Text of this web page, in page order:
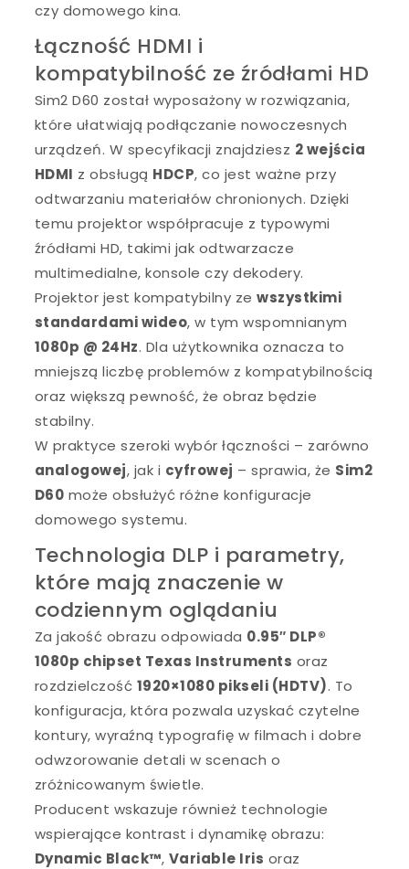
czy domowego kina.
Łączność HDMI i
kompatybilność ze źródłami HD
Sim2 D60 został wyposażony w rozwiązania,
które ułatwiają podłączanie nowoczesnych
urządzeń. W specyfikacji znajdziesz 2 wejścia
HDMI z obsługą HDCP, co jest ważne przy
odtwarzaniu materiałów chronionych. Dzięki
temu projektor współpracuje z typowymi
źródłami HD, takimi jak odtwarzacze
multimedialne, konsole czy dekodery.
Projektor jest kompatybilny zewszystkimi
standardami wideo, w tym wspomnianym
1080p @ 24Hz. Dla użytkownika oznacza to
mniejszą liczbę problemów z kompatybilnością
oraz większą pewność, że obraz będzie
stabilny.
W praktyce szeroki wybór łączności – zarówno
analogowej, jak i cyfrowej – sprawia, że Sim2
D60 może obsłużyć różne konfiguracje
domowego systemu.
Technologia DLP i parametry,
które mają znaczenie w
codziennym oglądaniu
Za jakość obrazu odpowiada 0.95″ DLP®
1080p chipset Texas Instruments oraz
rozdzielczość 1920×1080 pikseli (HDTV). To
konfiguracja, która pozwala uzyskać czytelne
kontury, wyraźną typografię w filmach i dobre
odwzorowanie detali w scenach o
zróżnicowanym świetle.
Producent wskazuje również technologie
wspierające kontrast i dynamikę obrazu:
Dynamic Black™, Variable Iris oraz